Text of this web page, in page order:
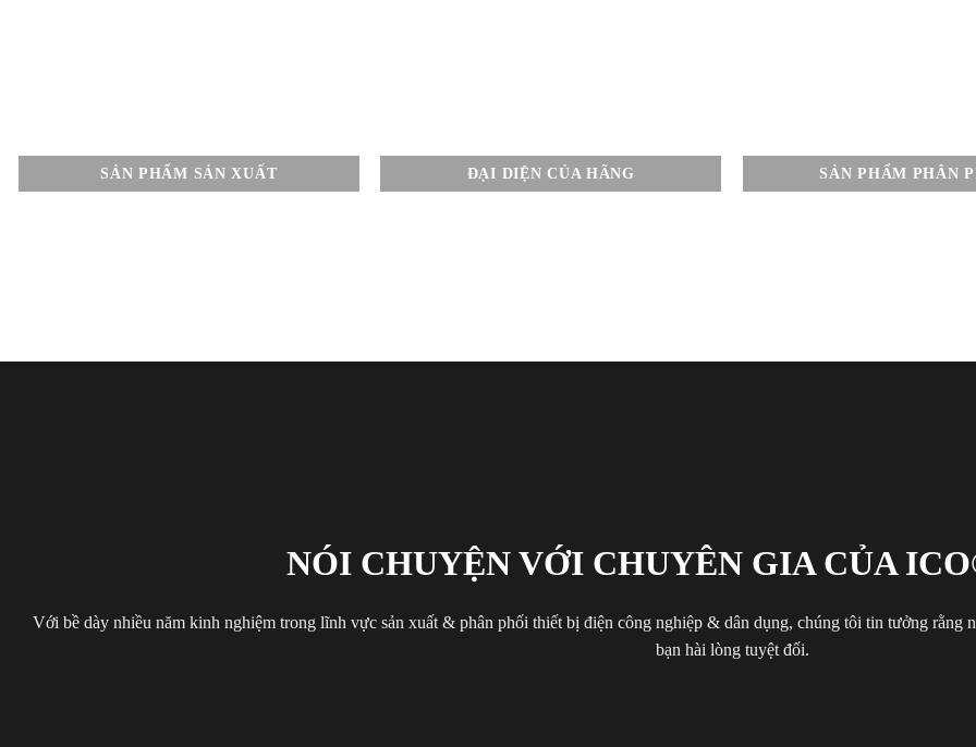
SẢN PHẨM SẢN XUẤT ĐẠI DIỆN CỦA HÃNG SẢN PHẨM PHÂN
NÓI CHUYỆN VỚI CHUYÊN GIA CỦA
Với bề dày nhiều năm kinh nghiệm trong lĩnh vực sản xuất & phân phối thiết bị điện công nghiệp & dân dụng, chúng tôi tin tưởng rằng
bạn hài lòng tuyệt đối.